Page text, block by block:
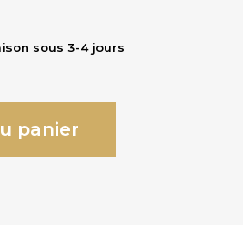
sous 3-4 jours
panier